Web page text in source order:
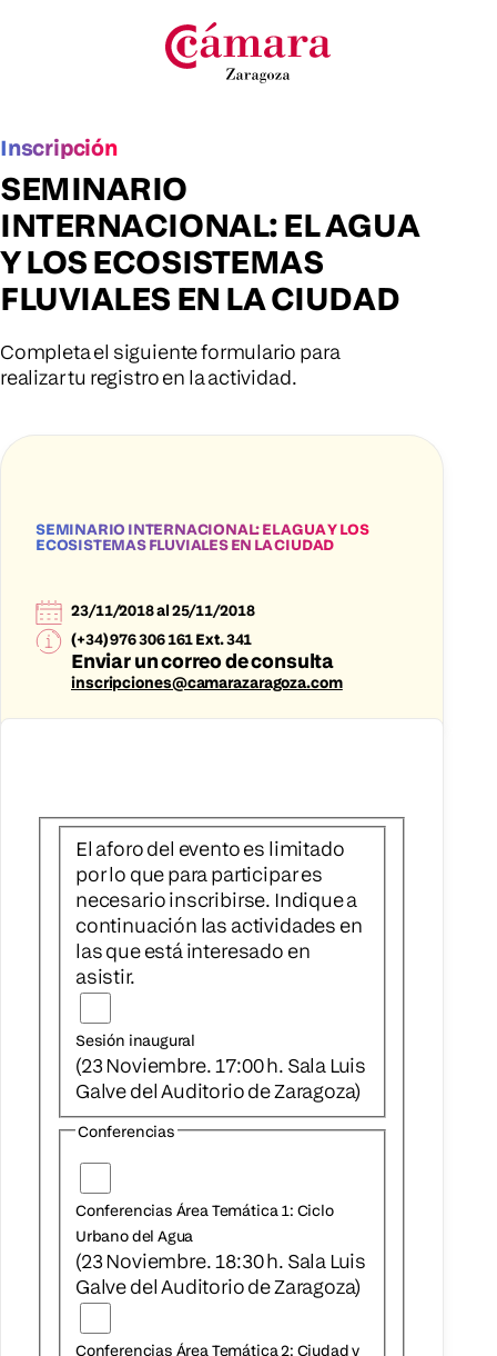
Inscripción
SEMINARIO
INTERNACIONAL: EL AGUA
Y LOS ECOSISTEMAS
FLUVIALES EN LA CIUDAD
Completa el siguiente formulario para
realizar tu registro en la actividad.
SEMINARIO INTERNACIONAL: EL AGUA Y LOS
ECOSISTEMAS FLUVIALES EN LA CIUDAD
23/11/2018 al 25/11/2018
(+34) 976 306 161 Ext. 341
Enviar un correo de consulta
inscripciones@camarazaragoza.com
El aforo del evento es limitado
por lo que para participar es
necesario inscribirse. Indique a
continuación las actividades en
las que está interesado en
asistir.
Sesión inaugural
(23 Noviembre. 17:00 h. Sala Luis
Galve del Auditorio de Zaragoza)
Conferencias
Conferencias Área Temática 1: Ciclo
Urbano del Agua
(23 Noviembre. 18:30 h. Sala Luis
Galve del Auditorio de Zaragoza)
Conferencias Área Temática 2: Ciudad y